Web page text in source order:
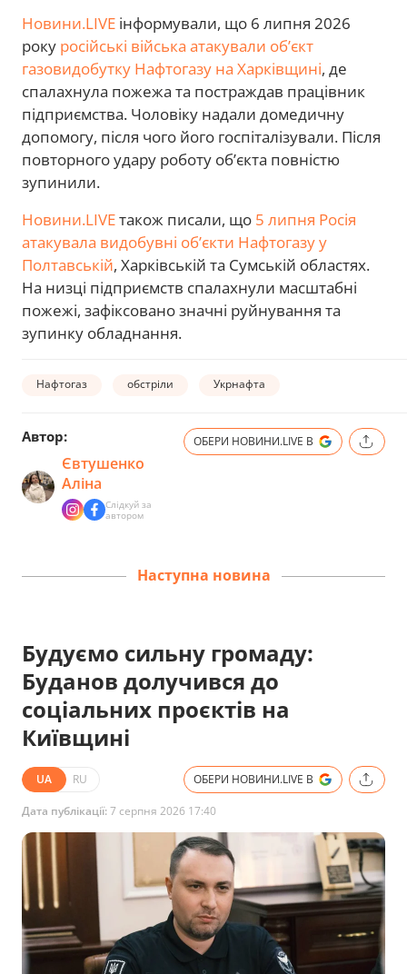
Новини.LIVE інформували, що 6 липня 2026
року російські війська атакували об’єкт
газовидобутку Нафтогазу на Харківщині, де
спалахнула пожежа та постраждав працівник
підприємства. Чоловіку надали домедичну
допомогу, після чого його госпіталізували. Після
повторного удару роботу об’єкта повністю
зупинили.
Новини.LIVEтакож писали, що 5 липня Росія
атакувала видобувні об’єкти Нафтогазу у
Полтавській, Харківській та Сумській областях.
На низці підприємств спалахнули масштабні
пожежі, зафіксовано значні руйнування та
зупинку обладнання.
Нафтогаз обстріли Укрнафта
Автор:
Євтушенко
Аліна
Слідкуй за
автором
ОБЕРИ НОВИНИ.LIVE В
Наступна новина
Будуємо сильну громаду:
Буданов долучився до
соціальних проєктів на
Київщині
UA RU ОБЕРИ НОВИНИ.LIVE В
Дата публікації:7 серпня 2026 17:40